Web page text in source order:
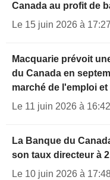
Canada au profit de
Le 15 juin 2026 à 17:27
Macquarie prévoit
du Canada en
marché de l'emploi
Le 11 juin 2026 à 16:42
La Banque du
son taux directeur à
Le 10 juin 2026 à